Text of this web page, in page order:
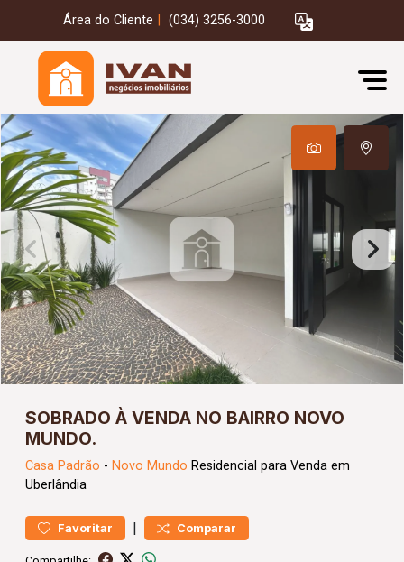
Área do Cliente (034) 3256-3000
SOBRADO À VENDA NO BAIRRO NOVO
MUNDO.
Casa Padrão - Novo Mundo Residencial para Venda em
Uberlândia
Favoritar | Comparar